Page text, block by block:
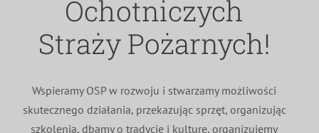
MDP i DDP
PNWM
Floriany
Poradnik
Ochotniczych
Straży Pożarnych!
Wspieramy OSP w rozwoju i stwarzamy możliwości
skutecznego działania, przekazując sprzęt, organizując
szkolenia, dbamy o tradycję i kulturę, organizujemy